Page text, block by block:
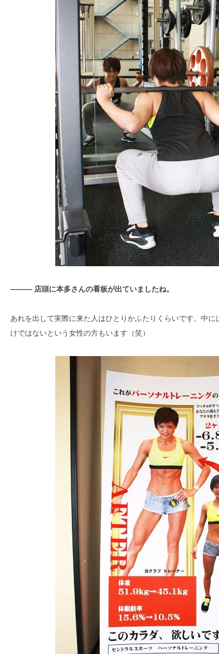
――― 店頭に本多さんの看板が出ていましたね。
あれを出して実際に来た人はひとりかふたりくらいです。中
けではないという女性の方もいます（笑）